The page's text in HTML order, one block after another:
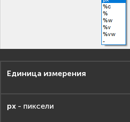
Единица измерения
px - пиксели